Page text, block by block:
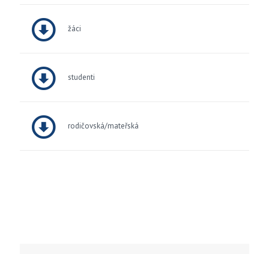
žáci
studenti
rodičovská/mateřská